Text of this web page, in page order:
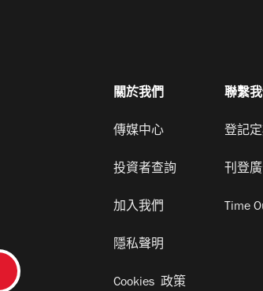
關於我們
傳媒中心
投資者查詢
加入我們
隱私聲明
Cookies 政策
聯繫
登記
刊登
Time